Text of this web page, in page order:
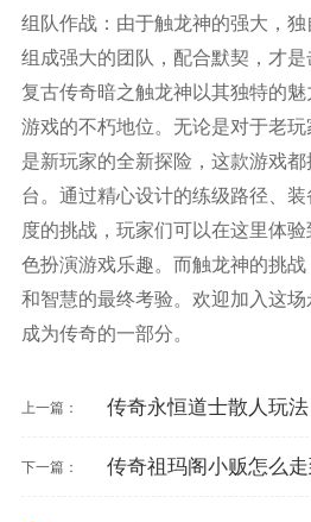
组队作战：由于触龙神的强大，独
组成强大的团队，配合默契，才是
复古传奇暗之触龙神以其独特的魅
游戏的不朽地位。无论是对于老
是新玩家的全新探险，这款游戏
台。通过精心设计的练级路径、
度的挑战，玩家们可以在这里体
色扮演游戏乐趣。而触龙神的挑
和智慧的最终考验。欢迎加入这场
成为传奇的一部分。
上一篇： 传奇永恒道士散人玩法
下一篇： 传奇祖玛阁小贩怎么